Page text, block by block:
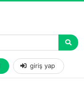
giriş yap